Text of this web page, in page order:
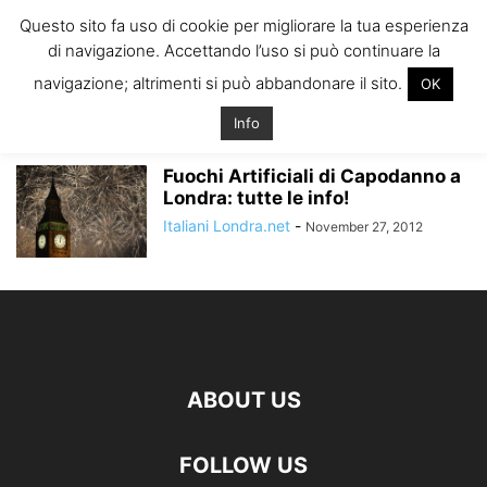
ITALIANI A
LONDRA
Il blog degli Italiani nella rebel city
Home Tags Da dove vedere i fuochi londra
da dove vedere i fuochi londra
Fuochi Artificiali di Capodanno a
Londra: tutte le info!
Italiani Londra.net - November 27, 2012
ABOUT US
FOLLOW US
Questo sito fa uso di cookie per migliorare la tua esperienza
di navigazione. Accettando l’uso si può continuare la
navigazione; altrimenti si può abbandonare il sito.
OK
Info